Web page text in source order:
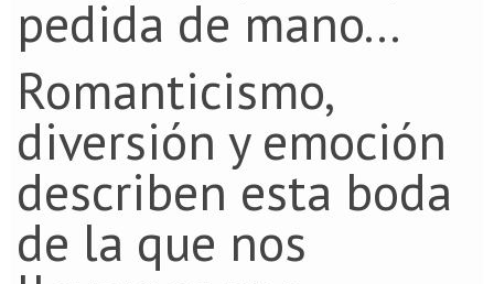
pedida de mano...
Romanticismo,
diversión y emoción
describen esta boda
de la que nos